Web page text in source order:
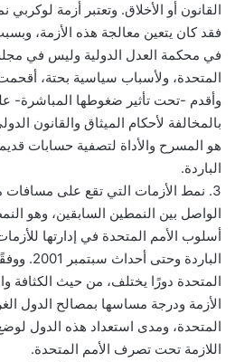
القانون أو الأخلاق. وتعتبر أزمة
فقد كان يتعين معالجة هذه الأزمة،
في محكمة العدل الدولية وليس في
المتحدة، ولأسباب سياسية بحتة،
وأقدم -تحت تأثير ضغوطها المباشرة-
بالمخالفة لأحكام الميثاق والقانون
هو المسرح والأداة لتصفية حسابات
الباردة.
3. نمط الأزمات التي تقع على
الواصل بين النمطين السابقين، وهو
أسلوب الأمم المتحدة في إدارتها
الباردة
المتحدة دورًا يختلف، من حيث الكثافة
الأزمة ودرجة مساسها بمصالح الدول
المتحدة، ومدى استعداد هذه الدول لوضع
اللازمة تحت تصرف الأمم المتحدة.